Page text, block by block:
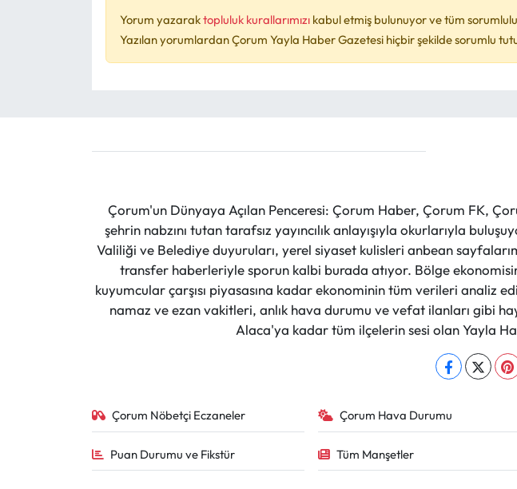
Yorum yazaraktopluluk kurallarımızı kabul etmiş bulunuyor ve tüm
Yazılan yorumlardan Çorum Yayla Haber Gazetesi hiçbir şekilde sorumlu
Çorum'un Dünyaya Açılan Penceresi: Çorum Haber, Çorum FK,
şehrin nabzını tutan tarafsız yayıncılık anlayışıyla okurlarıyla
Valiliği ve Belediye duyuruları, yerel siyaset kulisleri anbean
transfer haberleriyle sporun kalbi burada atıyor. Bölge
kuyumcular çarşısı piyasasına kadar ekonominin tüm verileri analiz
namaz ve ezan vakitleri, anlık hava durumu ve vefat ilanları gibi
Alaca'ya kadar tüm ilçelerin sesi olan Yayla
Çorum Nöbetçi Eczaneler Çorum Hava Durumu
Puan Durumu ve Fikstür Tüm Manşetler